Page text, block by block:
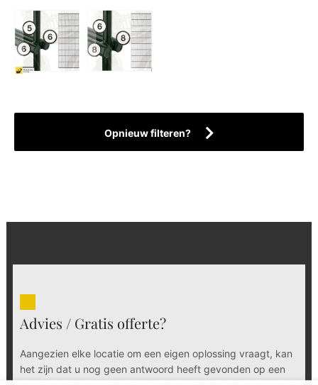
Opnieuw filteren?
Advies / Gratis offerte?
Aangezien elke locatie om een eigen oplossing vraagt, kan
het zijn dat u nog geen antwoord heeft gevonden op een